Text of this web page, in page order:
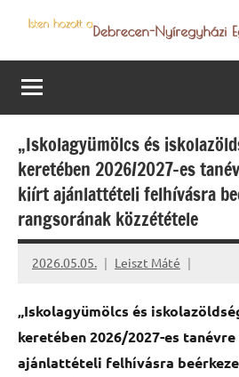
content
Debrecen-
Nyíregyházi
Egyházmegye
programjai
„Iskolagyümölcs és
keretében 2026/2027-es
kiírt ajánlattételi felhívásra
rangsorának közzététele
2026.05.05. Leiszt Máté
„Iskolagyümölcs és
keretében2026/2027-es
ajánlattételi felhívásra